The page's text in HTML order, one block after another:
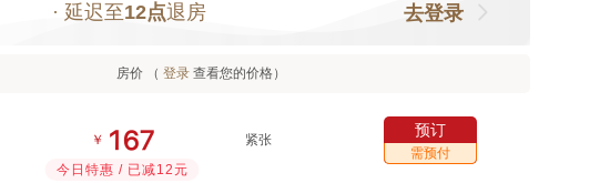
· 延迟至12点退房 去登录
房价 （ 登录 查看您的价格）
￥  
今日特惠 / 已减12元
紧张
预订
需预付